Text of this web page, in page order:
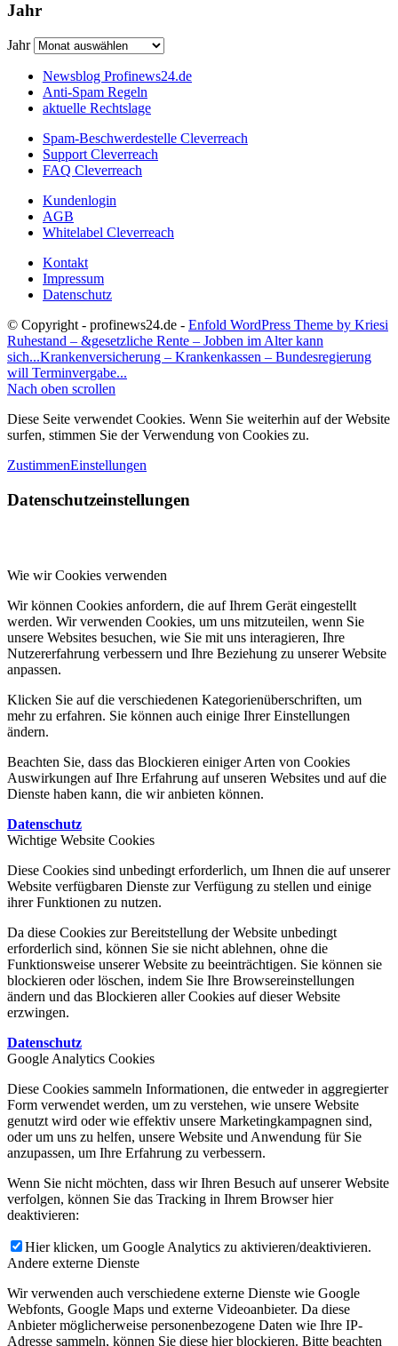
Jahr
Jahr
Newsblog Profinews24.de
Anti-Spam Regeln
aktuelle Rechtslage
Spam-Beschwerdestelle Cleverreach
Support Cleverreach
FAQ Cleverreach
Kundenlogin
AGB
Whitelabel Cleverreach
Kontakt
Impressum
Datenschutz
© Copyright - profinews24.de - Enfold WordPress Theme by Kriesi
Ruhestand – &gesetzliche Rente – Jobben im Alter kann
sich...Krankenversicherung – Krankenkassen – Bundesregierung
will Terminvergabe...
Nach oben scrollen
Diese Seite verwendet Cookies. Wenn Sie weiterhin auf der Website
surfen, stimmen Sie der Verwendung von Cookies zu.
ZustimmenEinstellungen
Datenschutzeinstellungen
Wie wir Cookies verwenden
Wir können Cookies anfordern, die auf Ihrem Gerät eingestellt
werden. Wir verwenden Cookies, um uns mitzuteilen, wenn Sie
unsere Websites besuchen, wie Sie mit uns interagieren, Ihre
Nutzererfahrung verbessern und Ihre Beziehung zu unserer Website
anpassen.
Klicken Sie auf die verschiedenen Kategorienüberschriften, um
mehr zu erfahren. Sie können auch einige Ihrer Einstellungen
ändern.
Beachten Sie, dass das Blockieren einiger Arten von Cookies
Auswirkungen auf Ihre Erfahrung auf unseren Websites und auf die
Dienste haben kann, die wir anbieten können.
Datenschutz
Wichtige Website Cookies
Diese Cookies sind unbedingt erforderlich, um Ihnen die auf unserer
Website verfügbaren Dienste zur Verfügung zu stellen und einige
ihrer Funktionen zu nutzen.
Da diese Cookies zur Bereitstellung der Website unbedingt
erforderlich sind, können Sie sie nicht ablehnen, ohne die
Funktionsweise unserer Website zu beeinträchtigen. Sie können sie
blockieren oder löschen, indem Sie Ihre Browsereinstellungen
ändern und das Blockieren aller Cookies auf dieser Website
erzwingen.
Datenschutz
Google Analytics Cookies
Diese Cookies sammeln Informationen, die entweder in aggregierter
Form verwendet werden, um zu verstehen, wie unsere Website
genutzt wird oder wie effektiv unsere Marketingkampagnen sind,
oder um uns zu helfen, unsere Website und Anwendung für Sie
anzupassen, um Ihre Erfahrung zu verbessern.
Wenn Sie nicht möchten, dass wir Ihren Besuch auf unserer Website
verfolgen, können Sie das Tracking in Ihrem Browser hier
deaktivieren:
Hier klicken, um Google Analytics zu aktivieren/deaktivieren.
Andere externe Dienste
Wir verwenden auch verschiedene externe Dienste wie Google
Webfonts, Google Maps und externe Videoanbieter. Da diese
Anbieter möglicherweise personenbezogene Daten wie Ihre IP-
Adresse sammeln, können Sie diese hier blockieren. Bitte beachten